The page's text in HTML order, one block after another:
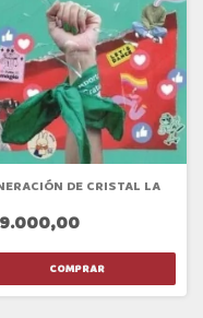
DE CRISTAL LA